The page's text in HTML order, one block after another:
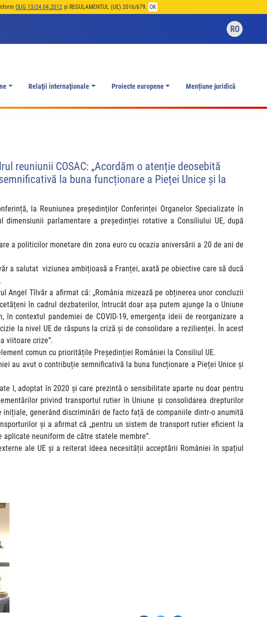
OUG 13/24.04.2012 și REGULAMENTUL (UE) 2016/679. OK
RO
Relaţii internaţionale Proiecte europene Mențiune juridică
reuniunii COSAC: „Acordăm o atenție deosebită
la buna funcționare a Pieței Unice și la
la Reuniunea preşedinţilor Conferinţei Organelor Specializate în
dimensiunii parlamentare a președinției rotative a Consiliului UE, după
a politicilor monetare din zona euro cu ocazia aniversării a 20 de ani de
a salutat viziunea ambițioasă a Franței, axată pe obiective care să ducă
Tîlvăr a afirmat că: „România mizează pe obținerea unor concluzii
în cadrul dezbaterilor, întrucât doar așa putem ajunge la o Uniune
contextul pandemiei de COVID-19, emergența ideii de reorganizare a
la nivel UE de răspuns la criză și de consolidare a rezilienței. În acest
viitoare crize”.
comun cu prioritățile Președinției României la Consiliul UE.
au avut o contribuție semnificativă la buna funcționare a Pieței Unice și
I, adoptat în 2020 și care prezintă o sensibilitate aparte nu doar pentru
privind transportul rutier în Uniune și consolidarea drepturilor
generând discriminări de facto față de companiile dintr-o anumită
și a afirmat că „pentru un sistem de transport rutier eficient la
neuniform de către statele membre”.
ale UE și a reiterat ideea necesității acceptării României în spațiul